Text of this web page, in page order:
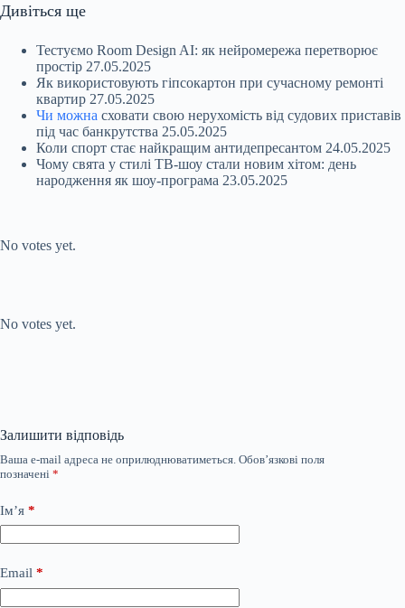
Дивіться ще
Тестуємо Room Design AI: як нейромережа перетворює
простір 27.05.2025
Як використовують гіпсокартон при сучасному ремонті
квартир 27.05.2025
Чи можна сховати свою нерухомість від судових приставів
під час банкрутства 25.05.2025
Коли спорт стає найкращим антидепресантом 24.05.2025
Чому свята у стилі ТВ-шоу стали новим хітом: день
народження як шоу-програма 23.05.2025
No votes yet.
No votes yet.
Залишити відповідь
Ваша e-mail адреса не оприлюднюватиметься. Обов’язкові поля
позначені *
Ім’я *
Email *